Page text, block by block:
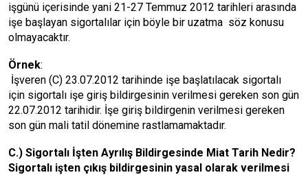
işgünü içerisinde yani 21-27 Temmuz 2012 tarihleri arasında
işe başlayan sigortalılar için böyle bir uzatma söz konusu
olmayacaktır.
Örnek:
İşveren (C) 23.07.2012 tarihinde işe başlatılacak sigortalı
için sigortalı işe giriş bildirgesinin verilmesi gereken son gün
22.07.2012 tarihidir. İşe giriş bildirgenin verilmesi gereken
son gün mali tatil dönemine rastlamamaktadır.
C.) Sigortalı İşten Ayrılış Bildirgesinde Miat Tarih Nedir?
Sigortalı işten çıkış bildirgesinin yasal olarak verilmesi